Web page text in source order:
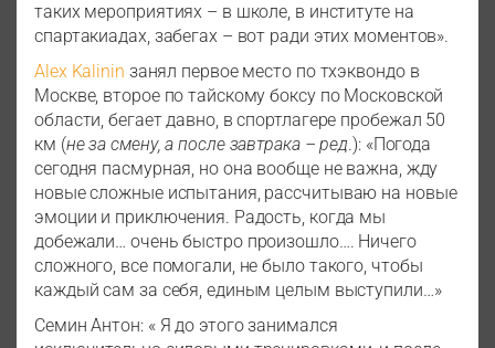
таких мероприятиях – в школе, в институте на
спартакиадах, забегах – вот ради этих моментов».
Alex Kalinin занял первое место по тхэквондо в
Москве, второе по тайскому боксу по Московской
области, бегает давно, в спортлагере пробежал 50
км (не за смену, а после завтрака – ред.): «Погода
сегодня пасмурная, но она вообще не важна, жду
новые сложные испытания, рассчитываю на новые
эмоции и приключения. Радость, когда мы
добежали… очень быстро произошло…. Ничего
сложного, все помогали, не было такого, чтобы
каждый сам за себя, единым целым выступили…»
Семин Антон: « Я до этого занимался